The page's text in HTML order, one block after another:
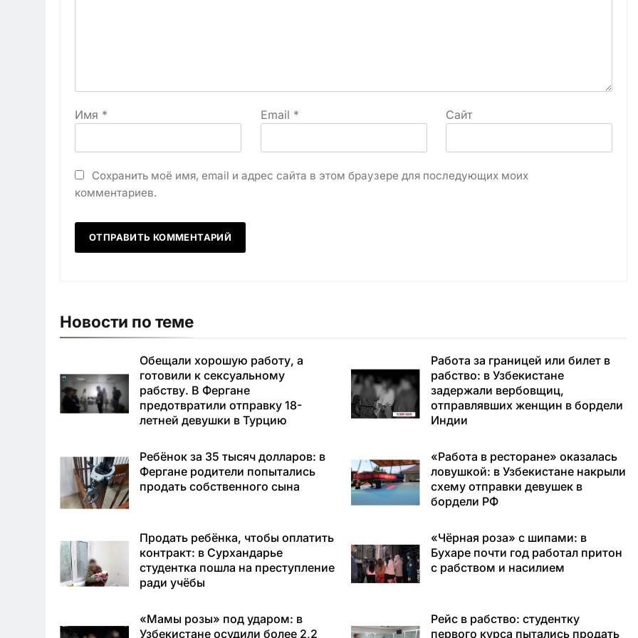
Имя * Email * Сайт
Сохранить моё имя, email и адрес сайта в этом браузере для последующих моих
комментариев.
Новости по теме
Обещали хорошую работу, а
готовили к сексуальному
рабству. В Фергане
предотвратили отправку 18-
летней девушки в Турцию
Работа за границей или билет в
рабство: в Узбекистане
задержали вербовщиц,
отправлявших женщин в бордели
Индии
Ребёнок за 35 тысяч долларов: в
Фергане родители попытались
продать собственного сына
«Работа в ресторане» оказалась
ловушкой: в Узбекистане накрыли
схему отправки девушек в
бордели РФ
Продать ребёнка, чтобы оплатить
контракт: в Сурхандарье
студентка пошла на преступление
ради учёбы
«Чёрная роза» с шипами: в
Бухаре почти год работал притон
с рабством и насилием
«Мамы розы» под ударом: в
Узбекистане осудили более 2,2
Рейс в рабство: студентку
первого курса пытались продать